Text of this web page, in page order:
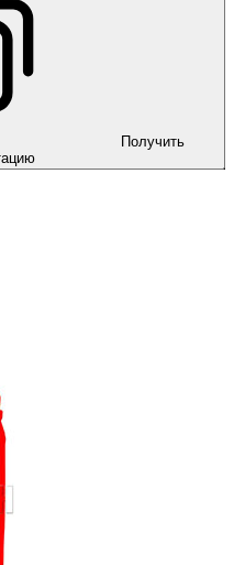
Получить